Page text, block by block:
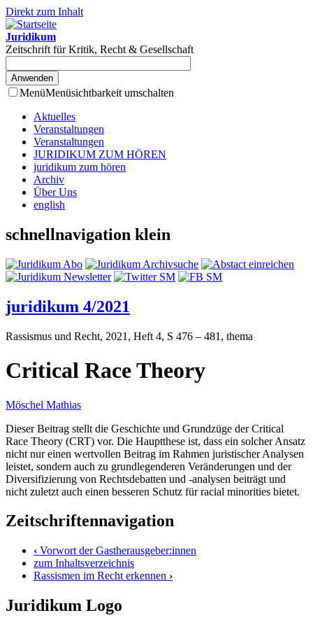
Direkt zum Inhalt
Juridikum
Zeitschrift für Kritik, Recht & Gesellschaft
MenüMenüsichtbarkeit umschalten
Aktuelles
Veranstaltungen
Veranstaltungen
JURIDIKUM ZUM HÖREN
juridikum zum hören
Archiv
Über Uns
english
schnellnavigation klein
juridikum 4/2021
Rassismus und Recht, 2021, Heft 4, S 476 – 481, thema
Critical Race Theory
Möschel Mathias
Dieser Beitrag stellt die Geschichte und Grundzüge der Critical
Race Theory (CRT) vor. Die Hauptthese ist, dass ein solcher Ansatz
nicht nur einen wertvollen Beitrag im Rahmen juristischer Analysen
leistet, sondern auch zu grundlegenderen Veränderungen und der
Diversifizierung von Rechtsdebatten und -analysen beiträgt und
nicht zuletzt auch einen besseren Schutz für racial minorities bietet.
Zeitschriftennavigation
‹ Vorwort der Gastherausgeber:innen
zum Inhaltsverzeichnis
Rassismen im Recht erkennen ›
Juridikum Logo